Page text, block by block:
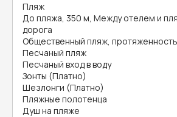
Пляж
До пляжа, 350 м, Между отелем и
дорога
Общественный пляж,
Песчаный пляж
Песчаный вход в воду
Зонты (Платно)
Шезлонги (Платно)
Пляжные полотенца
Душ на пляже